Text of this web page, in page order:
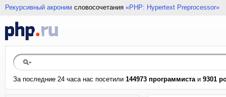
Рекурсивный акроним словосочетания «PHP: Hypertext Preprocessor»
За последние 24 часа нас посетили 144973 программистаи 9301